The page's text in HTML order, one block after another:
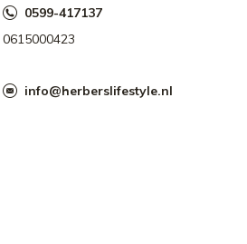
0599-417137
0615000423
info@herberslifestyle.nl